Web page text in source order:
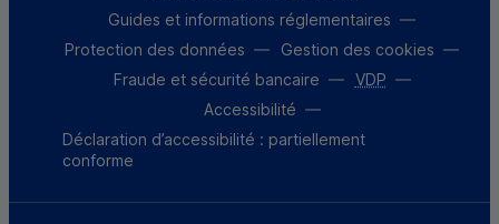
Guides et informations réglementaires
Protection des données
Gestion des cookies
Fraude et sécurité bancaire
VDP
Accessibilité
Déclaration d’accessibilité : partiellement
conforme